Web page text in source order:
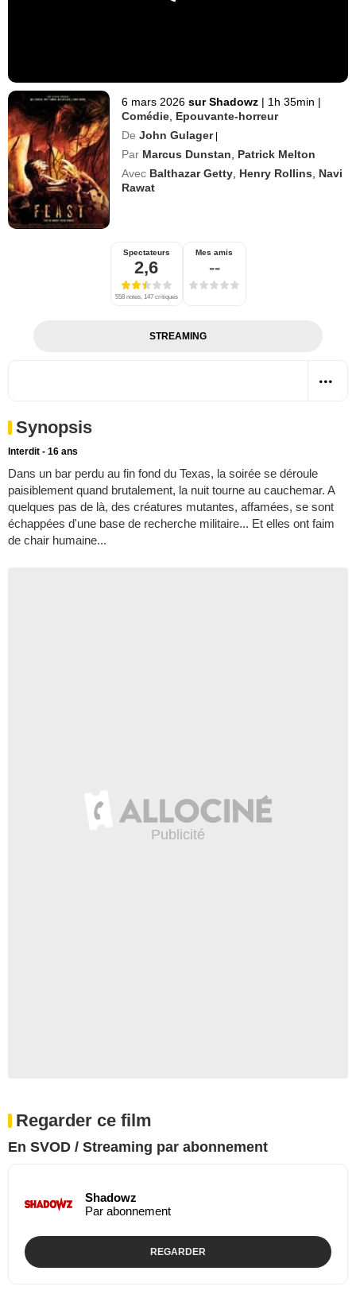
6 mars 2026 sur Shadowz | 1h 35min |
Comédie Epouvante-horreur
De John Gulager |
Par Marcus Dunstan
Patrick Melton
Avec Balthazar Getty Henry Rollins
Navi
Rawat
Spectateurs
2,6
558 notes, 147 critiques
Mes amis
--
STREAMING
Synopsis
Interdit - 16 ans
Dans un bar perdu au fin fond du Texas, la soirée se déroule
paisiblement quand brutalement, la nuit tourne au cauchemar. A
quelques pas de là, des créatures mutantes, affamées, se sont
échappées d'une base de recherche militaire... Et elles ont faim
de chair humaine...
Regarder ce film
En SVOD / Streaming par abonnement
Shadowz
Par abonnement
REGARDER